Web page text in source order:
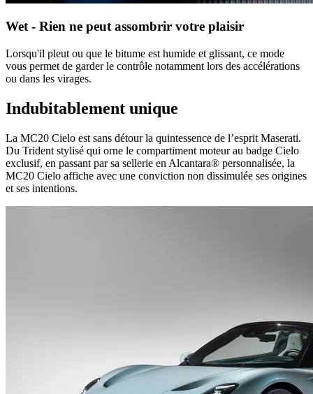
Wet - Rien ne peut assombrir votre plaisir
Lorsqu'il pleut ou que le bitume est humide et glissant, ce mode
vous permet de garder le contrôle notamment lors des accélérations
ou dans les virages.
Indubitablement unique
La MC20 Cielo est sans détour la quintessence de l’esprit Maserati.
Du Trident stylisé qui orne le compartiment moteur au badge Cielo
exclusif, en passant par sa sellerie en Alcantara® personnalisée, la
MC20 Cielo affiche avec une conviction non dissimulée ses origines
et ses intentions.